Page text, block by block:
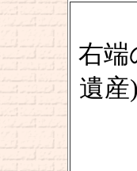
右端
遺